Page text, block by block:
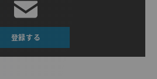
登録する